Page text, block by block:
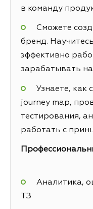
в команду
Сможете
бренд.
эффективно
зарабатывать
Узнаете, как
journey map,
тестирования,
работать с
Аналитика,
ТЗ